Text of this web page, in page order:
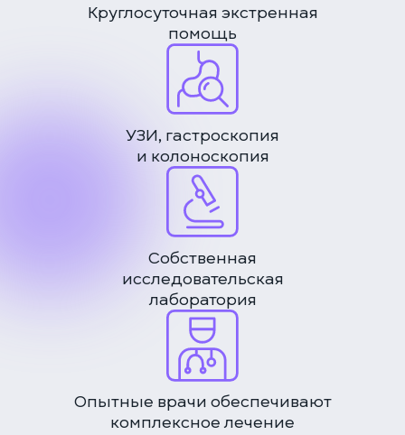
Круглосуточная экстренная
помощь
УЗИ, гастроскопия
и колоноскопия
Собственная
исследовательская
лаборатория
Опытные врачи обеспечивают
комплексное лечение